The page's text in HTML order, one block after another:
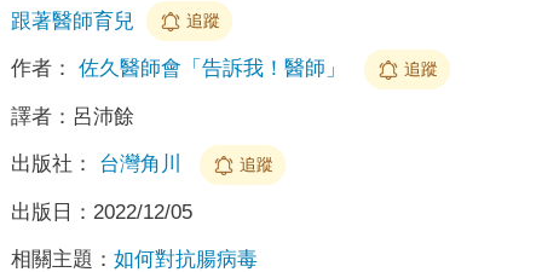
跟著醫師育兒
追蹤
作者： 佐久醫師會「告訴我！醫師」 追蹤
譯者： 呂沛餘
出版社： 台灣角川 追蹤
出版日： 2022/12/05
相關主題： 如何對抗腸病毒